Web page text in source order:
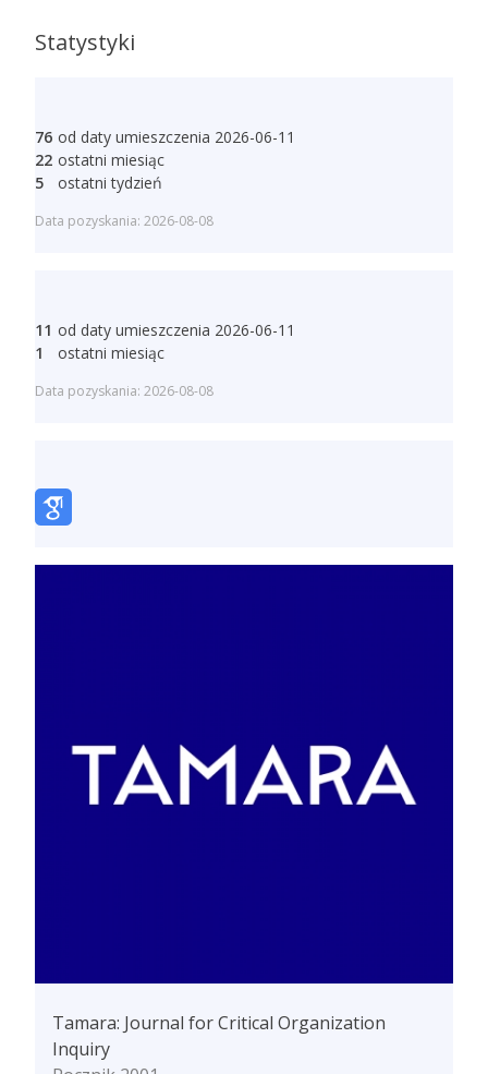
Tamara: Journal for Critical Organization
Inquiry
Statystyki
76 od daty umieszczenia 2026-06-11
22 ostatni miesiąc
5
ostatni tydzień
Data pozyskania: 2026-08-08
11 od daty umieszczenia 2026-06-11
1
ostatni miesiąc
Data pozyskania: 2026-08-08